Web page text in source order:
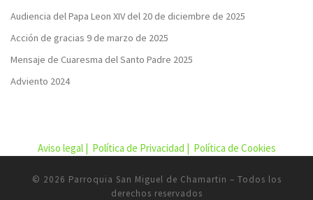
Audiencia del Papa Leon XIV del 20 de diciembre de 2025
Acción de gracias 9 de marzo de 2025
Mensaje de Cuaresma del Santo Padre 2025
Adviento 2024
Aviso legal | Política de Privacidad | Política de Cookies
© 2026 Parroquia San Miguel de Chamartin – Todos los
derechos reservados